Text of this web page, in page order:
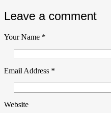
Leave a comment
Your Name *
Email Address *
Website